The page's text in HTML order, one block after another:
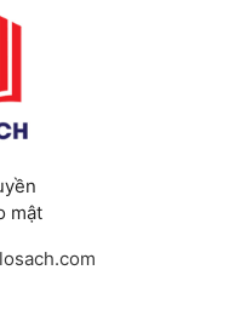
mật